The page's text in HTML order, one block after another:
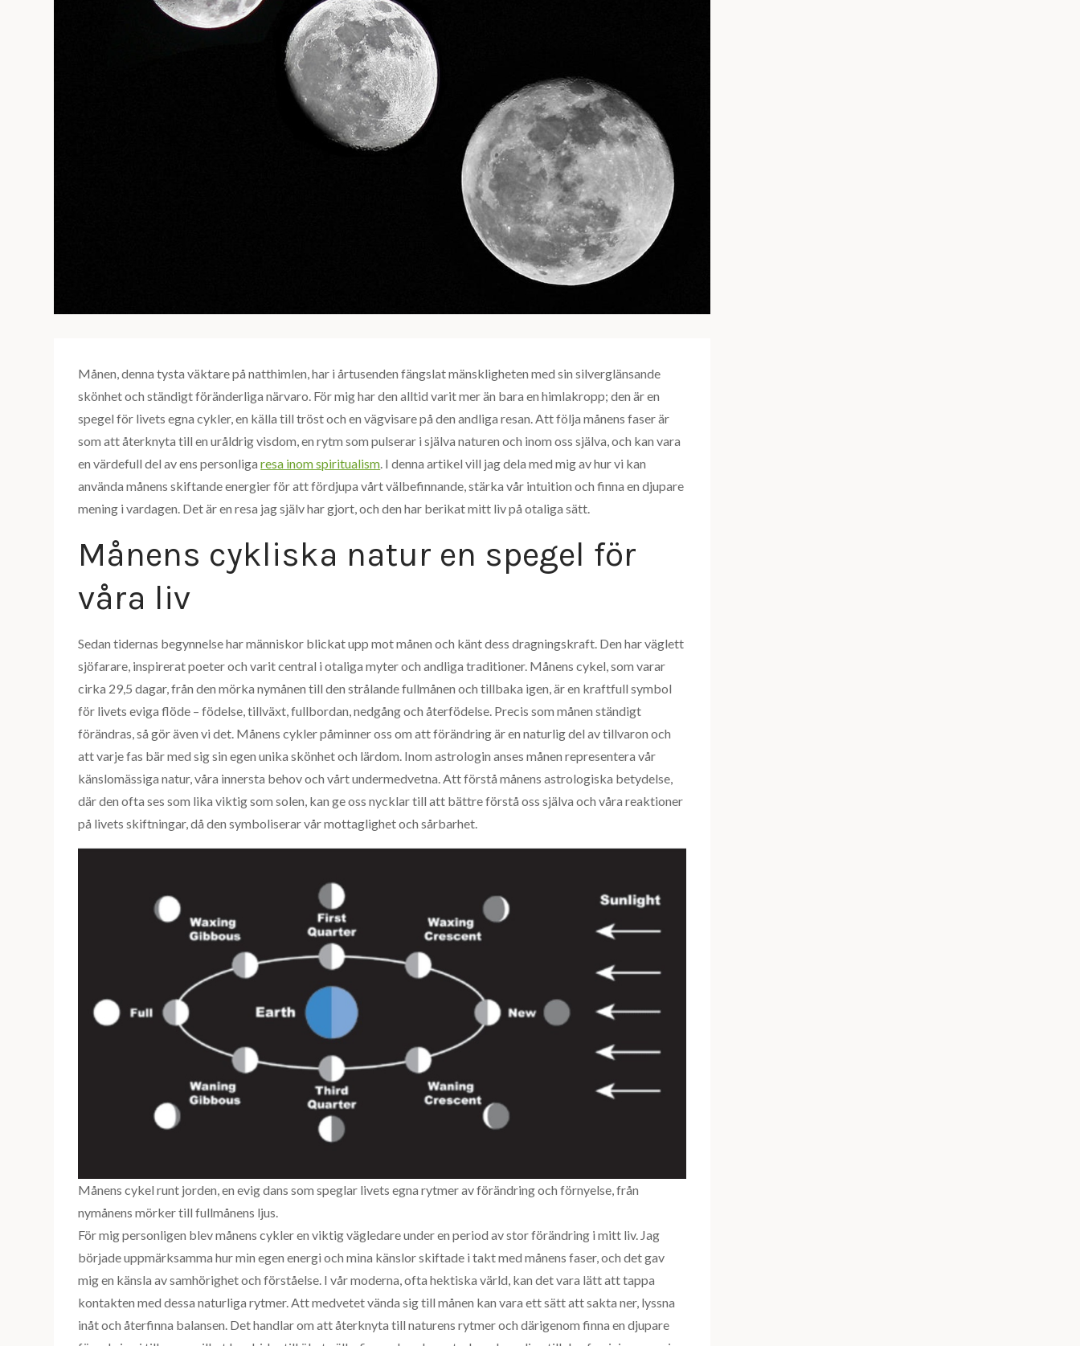
Månen, denna tysta väktare på natthimlen, har i årtusenden fängslat mänskligheten med sin silverglänsande
skönhet och ständigt föränderliga närvaro. För mig har den alltid varit mer än bara en himlakropp; den är en
spegel för livets egna cykler, en källa till tröst och en vägvisare på den andliga resan. Att följa månens faser är
som att återknyta till en uråldrig visdom, en rytm som pulserar i själva naturen och inom oss själva, och kan vara
en värdefull del av ens personligaresa inom spiritualism . I denna artikel vill jag dela med mig av hur vi kan
använda månens skiftande energier för att fördjupa vårt välbefinnande, stärka vår intuition och finna en djupare
mening i vardagen. Det är en resa jag själv har gjort, och den har berikat mitt liv på otaliga sätt.
Månens cykliska natur en spegel för
våra liv
Sedan tidernas begynnelse har människor blickat upp mot månen och känt dess dragningskraft. Den har väglett
sjöfarare, inspirerat poeter och varit central i otaliga myter och andliga traditioner. Månens cykel, som varar
cirka 29,5 dagar, från den mörka nymånen till den strålande fullmånen och tillbaka igen, är en kraftfull symbol
för livets eviga flöde – födelse, tillväxt, fullbordan, nedgång och återfödelse. Precis som månen ständigt
förändras, så gör även vi det. Månens cykler påminner oss om att förändring är en naturlig del av tillvaron och
att varje fas bär med sig sin egen unika skönhet och lärdom. Inom astrologin anses månen representera vår
känslomässiga natur, våra innersta behov och vårt undermedvetna. Att förstå månens astrologiska betydelse,
där den ofta ses som lika viktig som solen, kan ge oss nycklar till att bättre förstå oss själva och våra reaktioner
på livets skiftningar, då den symboliserar vår mottaglighet och sårbarhet.
Månens cykel runt jorden, en evig dans som speglar livets egna rytmer av förändring och förnyelse, från
nymånens mörker till fullmånens ljus.
För mig personligen blev månens cykler en viktig vägledare under en period av stor förändring i mitt liv. Jag
började uppmärksamma hur min egen energi och mina känslor skiftade i takt med månens faser, och det gav
mig en känsla av samhörighet och förståelse. I vår moderna, ofta hektiska värld, kan det vara lätt att tappa
kontakten med dessa naturliga rytmer. Att medvetet vända sig till månen kan vara ett sätt att sakta ner, lyssna
inåt och återfinna balansen. Det handlar om att återknyta till naturens rytmer och därigenom finna en djupare